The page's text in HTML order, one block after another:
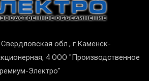
обл., г.Каменск-
4 ООО "Производственное
Электро"